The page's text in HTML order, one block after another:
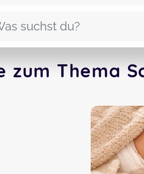
zum Thema